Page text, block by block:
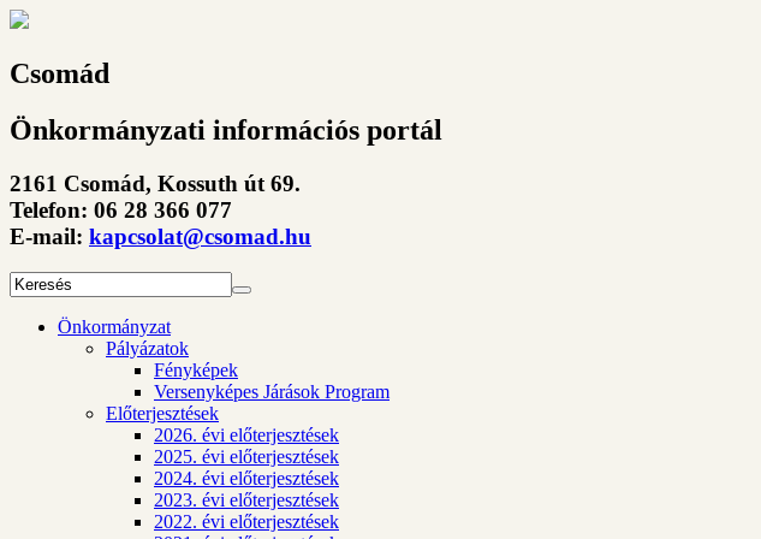
Csomád
Önkormányzati információs portál
2161 Csomád, Kossuth út 69.
Telefon: 06 28 366 077
E-mail: kapcsolat@csomad.hu
Önkormányzat
Pályázatok
Fényképek
Versenyképes Járások Program
Előterjesztések
2026. évi előterjesztések
2025. évi előterjesztések
2024. évi előterjesztések
2023. évi előterjesztések
2022. évi előterjesztések